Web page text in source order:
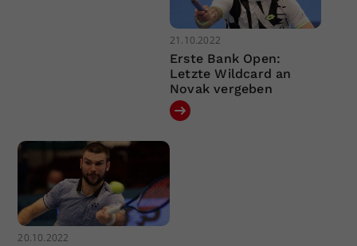
21.10.2022
Erste Bank Open:
Letzte Wildcard an
Novak vergeben
20.10.2022